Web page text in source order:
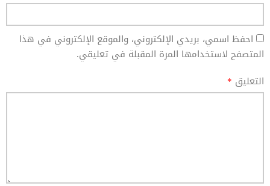
احفظ اسمي، بريدي الإلكتروني، والموقع الإلكتروني في هذا
المتصفح لاستخدامها المرة المقبلة في تعليقي.
التعليق *